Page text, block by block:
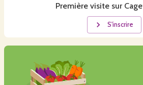
Première visite sur
S'inscrire